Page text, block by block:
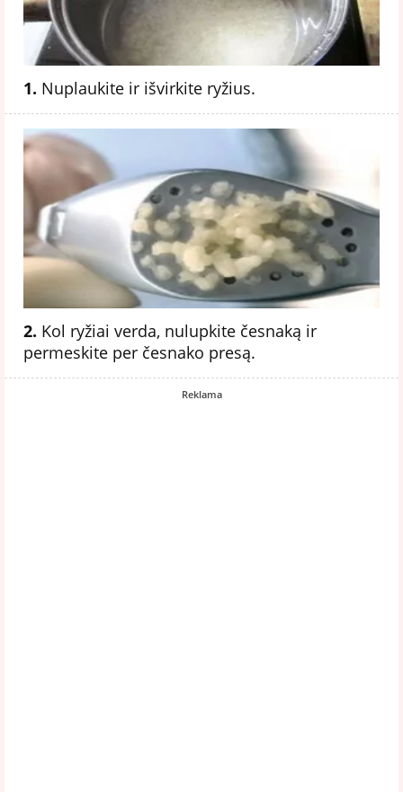
1. Nuplaukite ir išvirkite ryžius.
2. Kol ryžiai verda, nulupkite česnaką ir
permeskite per česnako presą.
Reklama